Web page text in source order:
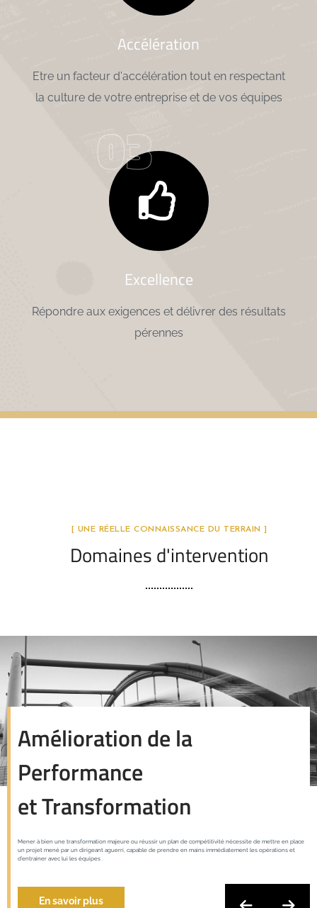
Accélération
Etre un facteur d'accélération tout en respectant
la culture de votre entreprise et de vos équipes
03
Excellence
Répondre aux exigences et délivrer des résultats
pérennes
[ UNE RÉELLE CONNAISSANCE DU TERRAIN ]
Domaines d'intervention
Amélioration de la
Performance
et Transformation
Mener à bien une transformation majeure ou réussir un plan de compétitivité nécessite de mettre en place
un projet mené par un dirigeant aguerri, capable de prendre en mains immédiatement les opérations et
d’entrainer avec lui les équipes .
En savoir plus